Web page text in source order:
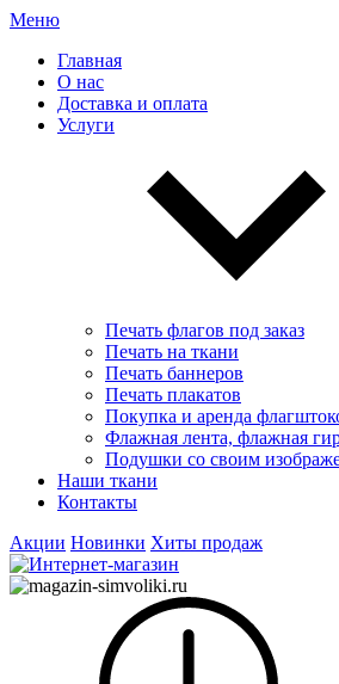
Меню
Главная
О нас
Доставка и оплата
Услуги
Печать флагов под заказ
Печать на ткани
Печать баннеров
Печать плакатов
Покупка и аренда
Флажная лента, флажная
Подушки со своим
Наши ткани
Контакты
Акции Новинки Хиты продаж